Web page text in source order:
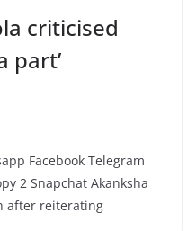
criticised
part’
Facebook Telegram
2 Snapchat Akanksha
after reiterating